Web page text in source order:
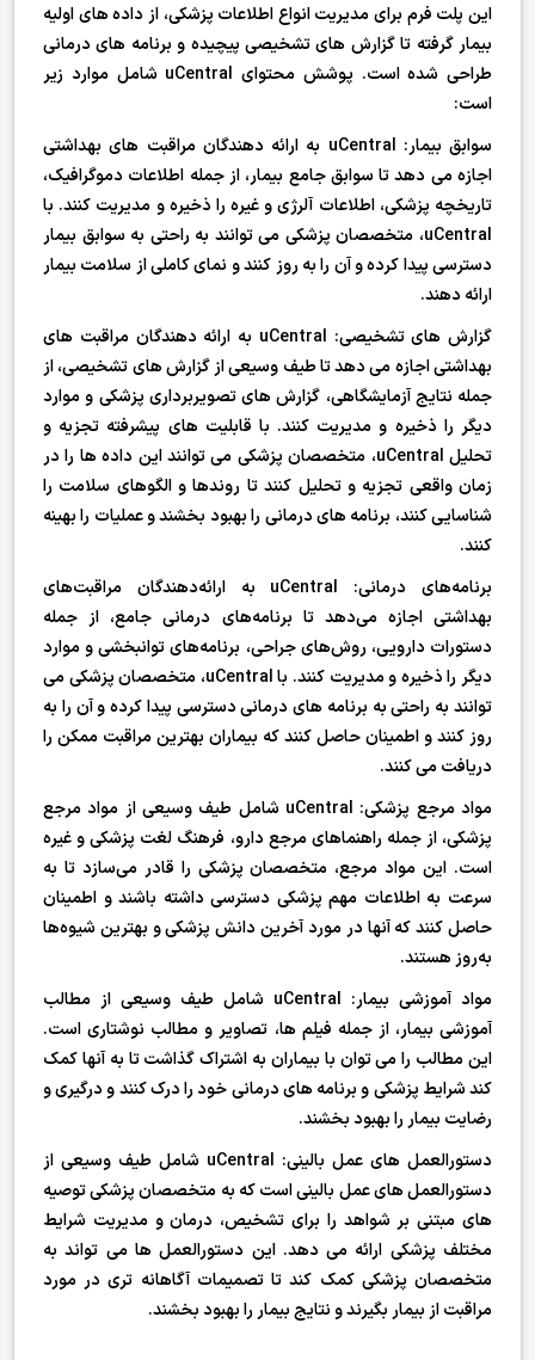
این پلت فرم برای مدیریت انواع اطلاعات پزشکی، از داده های اولیه
بیمار گرفته تا گزارش های تشخیصی پیچیده و برنامه های درمانی
طراحی شده است. پوشش محتوای uCentral شامل موارد زیر
است:
سوابق بیمار: uCentral به ارائه دهندگان مراقبت های بهداشتی
اجازه می دهد تا سوابق جامع بیمار، از جمله اطلاعات دموگرافیک،
تاریخچه پزشکی، اطلاعات آلرژی و غیره را ذخیره و مدیریت کنند. با
uCentral، متخصصان پزشکی می توانند به راحتی به سوابق بیمار
دسترسی پیدا کرده و آن را به روز کنند و نمای کاملی از سلامت بیمار
ارائه دهند.
گزارش های تشخیصی: uCentral به ارائه دهندگان مراقبت های
بهداشتی اجازه می دهد تا طیف وسیعی از گزارش های تشخیصی، از
جمله نتایج آزمایشگاهی، گزارش های تصویربرداری پزشکی و موارد
دیگر را ذخیره و مدیریت کنند. با قابلیت های پیشرفته تجزیه و
تحلیل uCentral، متخصصان پزشکی می توانند این داده ها را در
زمان واقعی تجزیه و تحلیل کنند تا روندها و الگوهای سلامت را
شناسایی کنند، برنامه های درمانی را بهبود بخشند و عملیات را بهینه
کنند.
برنامه‌های درمانی: uCentral به ارائه‌دهندگان مراقبت‌های
بهداشتی اجازه می‌دهد تا برنامه‌های درمانی جامع، از جمله
دستورات دارویی، روش‌های جراحی، برنامه‌های توانبخشی و موارد
دیگر را ذخیره و مدیریت کنند. با uCentral، متخصصان پزشکی می
توانند به راحتی به برنامه های درمانی دسترسی پیدا کرده و آن را به
روز کنند و اطمینان حاصل کنند که بیماران بهترین مراقبت ممکن را
دریافت می کنند.
مواد مرجع پزشکی: uCentral شامل طیف وسیعی از مواد مرجع
پزشکی، از جمله راهنماهای مرجع دارو، فرهنگ لغت پزشکی و غیره
است. این مواد مرجع، متخصصان پزشکی را قادر می‌سازد تا به
سرعت به اطلاعات مهم پزشکی دسترسی داشته باشند و اطمینان
حاصل کنند که آنها در مورد آخرین دانش پزشکی و بهترین شیوه‌ها
به‌روز هستند.
مواد آموزشی بیمار: uCentral شامل طیف وسیعی از مطالب
آموزشی بیمار، از جمله فیلم ها، تصاویر و مطالب نوشتاری است.
این مطالب را می توان با بیماران به اشتراک گذاشت تا به آنها کمک
کند شرایط پزشکی و برنامه های درمانی خود را درک کنند و درگیری و
رضایت بیمار را بهبود بخشند.
دستورالعمل های عمل بالینی: uCentral شامل طیف وسیعی از
دستورالعمل های عمل بالینی است که به متخصصان پزشکی توصیه
های مبتنی بر شواهد را برای تشخیص، درمان و مدیریت شرایط
مختلف پزشکی ارائه می دهد. این دستورالعمل ها می تواند به
متخصصان پزشکی کمک کند تا تصمیمات آگاهانه تری در مورد
مراقبت از بیمار بگیرند و نتایج بیمار را بهبود بخشند.